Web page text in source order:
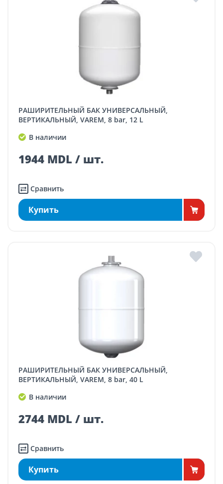
РАШИРИТЕЛЬНЫЙ БАК УНИВЕРСАЛЬНЫЙ,
ВЕРТИКАЛЬНЫЙ, VAREM, 8 bar, 12 L
В наличии
1944 MDL / шт.
Сравнить
Купить
РАШИРИТЕЛЬНЫЙ БАК УНИВЕРСАЛЬНЫЙ,
ВЕРТИКАЛЬНЫЙ, VAREM, 8 bar, 40 L
В наличии
2744 MDL / шт.
Сравнить
Купить